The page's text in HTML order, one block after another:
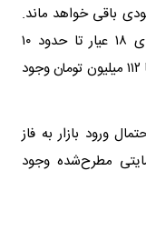
صعودی باقی خواهد ماند.
در این شرایط، احتمال افزایش قیمت طلای ۱۸ عیار تا حدود ۱۰
میلیون و ۶۵۰ هزار تومان و رشد سکه امامی تا ۱۱۲ میلیون تومان وجود
ورود بازار به فاز
مطرح‌شده وجود